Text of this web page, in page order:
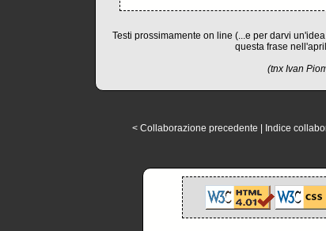
Testi prossimamente on line (...e per darvi
questa frase
(tnx Ivan
< Collaborazione precedente Indice